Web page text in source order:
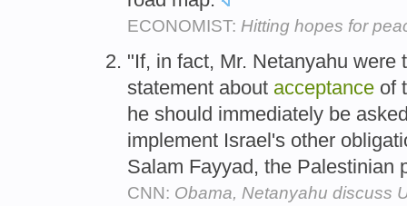
ECONOMIST: Hitting hopes for
"If, in fact, Mr. Netanyahu were
statement about acceptance of
he should immediately be
implement Israel's other
Salam Fayyad, the Palestinian
CNN: Obama, Netanyahu discuss